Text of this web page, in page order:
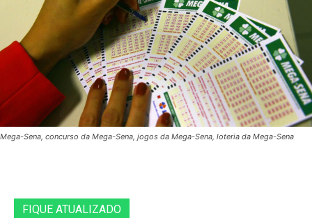
Mega-Sena, concurso da Mega-Sena, jogos da Mega-Sena, loteria da Mega-Sena
FIQUE ATUALIZADO